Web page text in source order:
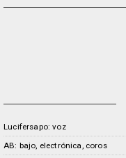
Lucifersapo: voz
AB: bajo, electrónica, coros